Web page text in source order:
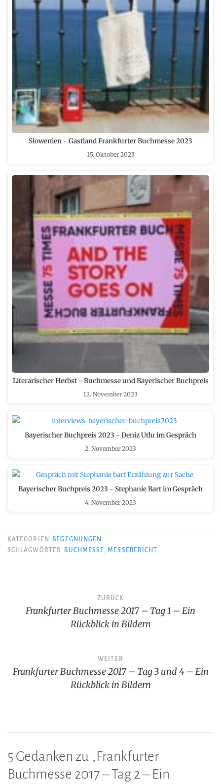
Slowenien - Gastland Frankfurter Buchmesse 2023
15. Oktober 2023
Literarischer Herbst - Buchmesse und Bayerischer Buchpreis
12. November 2023
Bayerischer Buchpreis 2023 - Deniz Utlu im Gespräch
2. November 2023
Bayerischer Buchpreis 2023 - Stephanie Bart im Gespräch
4. November 2023
KATEGORIEN
BEGEGNUNGEN
SCHLAGWÖRTER
BUCHMESSE,MESSEBERICHT
Beitragsnavigation
ZURÜCK
Frankfurter Buchmesse 2017 – Tag 1 – Ein
Rückblick in Bildern
WEITER
Frankfurter Buchmesse 2017 – Tag 3 und 4 – Ein
Rückblick in Bildern
5 Gedanken zu „Frankfurter
Buchmesse 2017 – Tag 2 – Ein